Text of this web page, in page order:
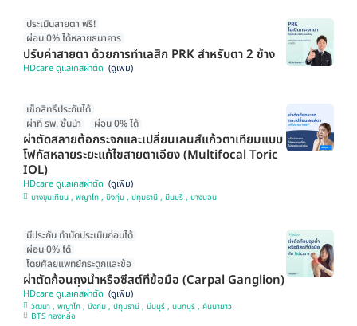
ประเมินสายตา ฟรี!
ผ่อน 0% ได้หลายธนาคาร
ปรับค่าสายตา ด้วยการทำเลสิก PRK สำหรับตา 2 ข้าง
HDcare ดูแลเคสผ่าตัด
เช็กสิทธิ์ประกันได้
ผ่าที่ รพ. ชั้นนำ
ผ่อน 0% ได้
ผ่าตัดสลายต้อกระจกและเปลี่ยนเลนส์แก้วตาเทียมแบบ
โฟกัสหลายระยะแก้ไขสายตาเอียง (Multifocal Toric
IOL)
HDcare ดูแลเคสผ่าตัด
บางขุนเทียน , พญาไท , บึงกุ่ม , ปทุมธานี , มีนบุรี , บางบอน
มีประกัน ทำนัดประเมินก่อนได้
ผ่อน 0% ได้
โดยศัลยแพทย์กระดูกและข้อ
ผ่าตัดก้อนถุงน้ำหรือซีสต์ที่ข้อมือ (Carpal Ganglion)
HDcare ดูแลเคสผ่าตัด
วัฒนา , พญาไท , บึงกุ่ม , ปทุมธานี , มีนบุรี , นนทบุรี , คันนายาว
BTS ทองหล่อ